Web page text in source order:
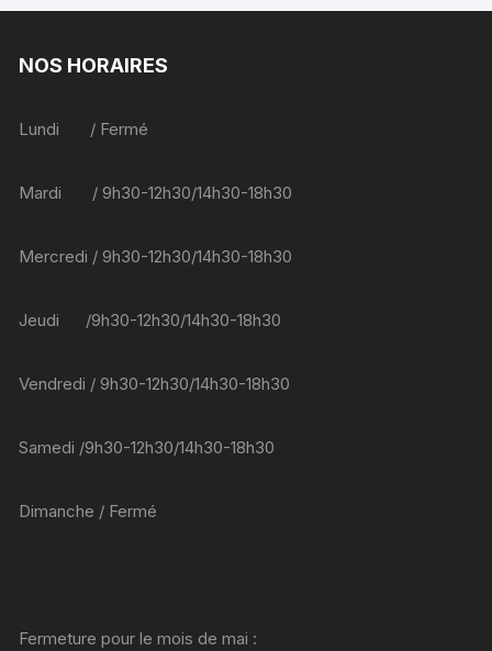
NOS HORAIRES
Lundi / Fermé
Mardi / 9h30-12h30/14h30-18h30
Mercredi / 9h30-12h30/14h30-18h30
Jeudi /9h30-12h30/14h30-18h30
Vendredi / 9h30-12h30/14h30-18h30
Samedi /9h30-12h30/14h30-18h30
Dimanche / Fermé
Fermeture pour le mois de mai :